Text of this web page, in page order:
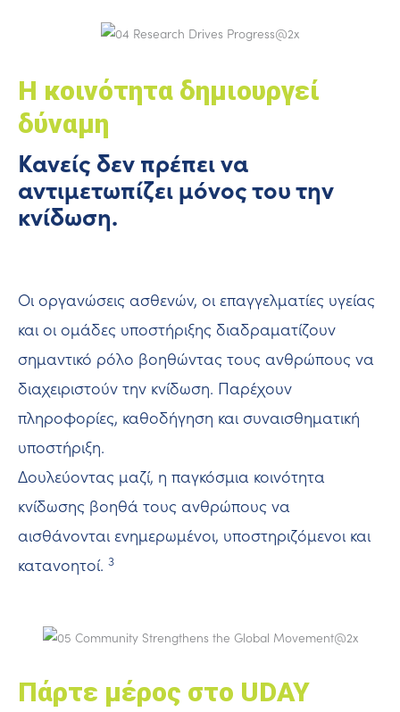
Η κοινότητα δημιουργεί
δύναμη
Κανείς δεν πρέπει να
αντιμετωπίζει μόνος του την
κνίδωση.
Οι οργανώσεις ασθενών, οι επαγγελματίες υγείας
και οι ομάδες υποστήριξης διαδραματίζουν
σημαντικό ρόλο βοηθώντας τους ανθρώπους να
διαχειριστούν την κνίδωση. Παρέχουν
πληροφορίες, καθοδήγηση και συναισθηματική
υποστήριξη.
Δουλεύοντας μαζί, η παγκόσμια κοινότητα
κνίδωσης βοηθά τους ανθρώπους να
αισθάνονται ενημερωμένοι, υποστηριζόμενοι και
κατανοητοί. 3
Πάρτε μέρος στο UDAY